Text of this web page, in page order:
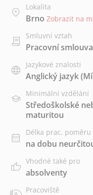
Lokalita
Brno Zobrazit na
Smluvní vztah
Pracovní
Jazykové znalosti
Anglický jazyk
Minimální vzdělání
Středoškolské
maturitou
Délka prac. poměru
na dobu
Vhodné také pro
absolventy
Pracoviště